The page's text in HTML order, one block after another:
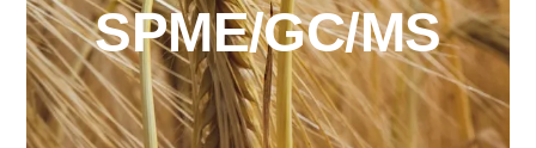
SPME/GC/MS